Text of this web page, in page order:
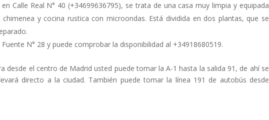
en Calle Real N° 40 (+34699636795), se trata de una casa muy limpia y equipada
y cocina rustica con microondas. Está dividida en dos plantas, que se
N° 28 y puede comprobar la disponibilidad al +34918680519.
desde el centro de Madrid usted puede tomar la A-1 hasta la salida 91, de ahí se
directo a la ciudad. También puede tomar la línea 191 de autobús desde